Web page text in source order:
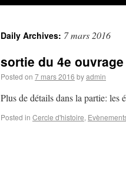
Daily Archives: 7 mars 2016
sortie du 4e
Posted on 7 mars 2016 byadmin
Plus de détails dans la partie: les
Posted in Cercle d'histoire,